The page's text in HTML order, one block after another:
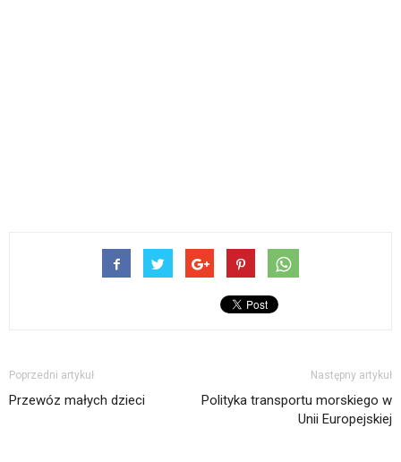
Poprzedni artykuł
Przewóz małych dzieci
Następny artykuł
Polityka transportu morskiego w
Unii Europejskiej